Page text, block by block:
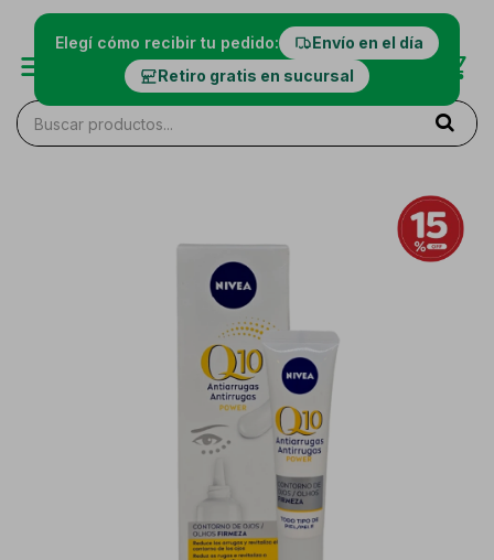
Elegí cómo recibir tu pedido:
Envío en el día
Retiro gratis en sucursal